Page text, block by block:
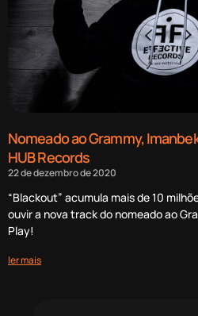
Nomeado ao Grammy,
HUB Records
22 de dezembro de 2020
“Blackout” acumula mais de 10
ouvir a nova track do nomeado ao
Play!
ler mais